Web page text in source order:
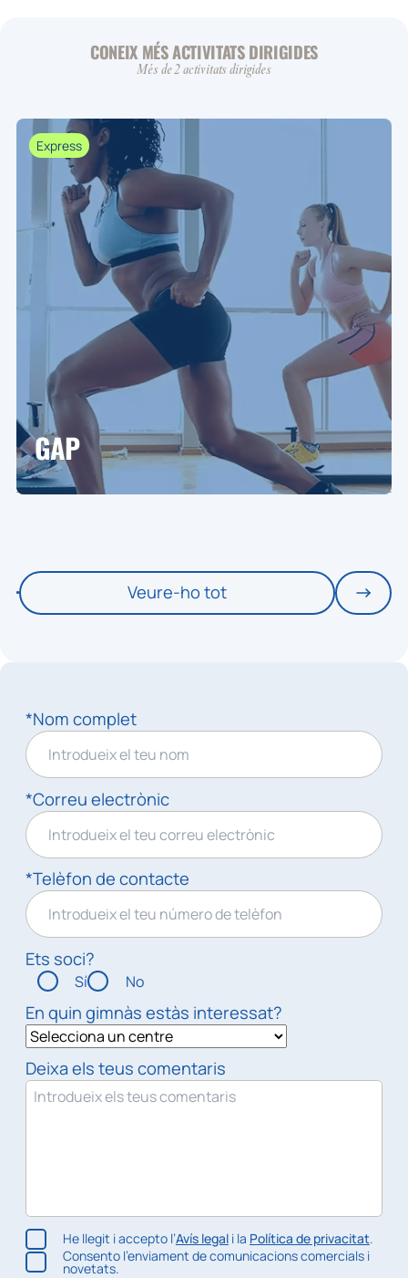
CONEIX MÉS ACTIVITATS DIRIGIDES
Més de 2 activitats dirigides
Express
GAP
Veure-ho tot
*Nom complet
*Correu electrònic
*Telèfon de contacte
Ets soci?
Sí No
En quin gimnàs estàs interessat?
Deixa els teus comentaris
He llegit i accepto l’Avís legali la Política de privacitat.
Consento l’enviament de comunicacions comercials i
novetats.